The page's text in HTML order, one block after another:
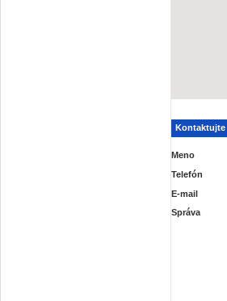
Kontaktujte
Meno
Telefón
E-mail
Správa